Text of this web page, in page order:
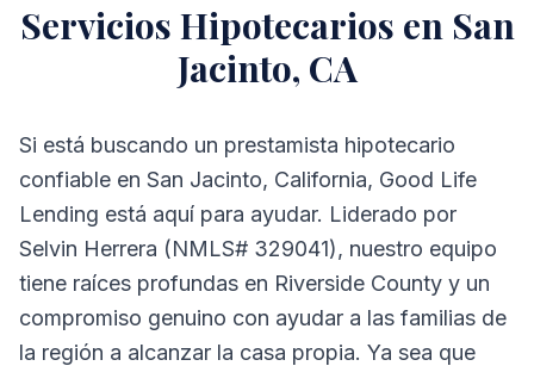
Servicios Hipotecarios en San
Jacinto, CA
Si está buscando un prestamista hipotecario
confiable en San Jacinto, California, Good Life
Lending está aquí para ayudar. Liderado por
Selvin Herrera (NMLS# 329041), nuestro equipo
tiene raíces profundas en Riverside County y un
compromiso genuino con ayudar a las familias de
la región a alcanzar la casa propia. Ya sea que